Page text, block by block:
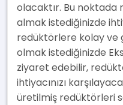
olacaktır. Bu
almak istediğinizde
redüktörlere kolay ve
olmak istediğinizde
ziyaret edebilir,
ihtiyacınızı
üretilmiş redüktörleri